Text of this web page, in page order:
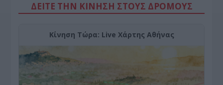
ΔΕΙΤΕ ΤΗΝ ΚΙΝΗΣΗ ΣΤΟΥΣ ΔΡΌΜΟΥΣ
Κίνηση Τώρα: Live Χάρτης Αθήνας